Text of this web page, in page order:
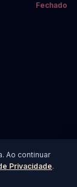
Fechado
Ao continuar
Privacidade.